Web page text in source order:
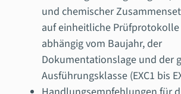
und chemischer
auf einheitliche Prüfprotokolle
abhängig vom Baujahr, der
Dokumentationslage und der
Ausführungsklasse (EXC1 bis